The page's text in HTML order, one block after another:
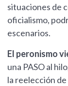
situaciones de
oficialismo,
escenarios.
El peronismo
una PASO al
la reelección